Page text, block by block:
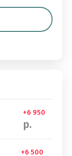
+6 950
р.
+6 500